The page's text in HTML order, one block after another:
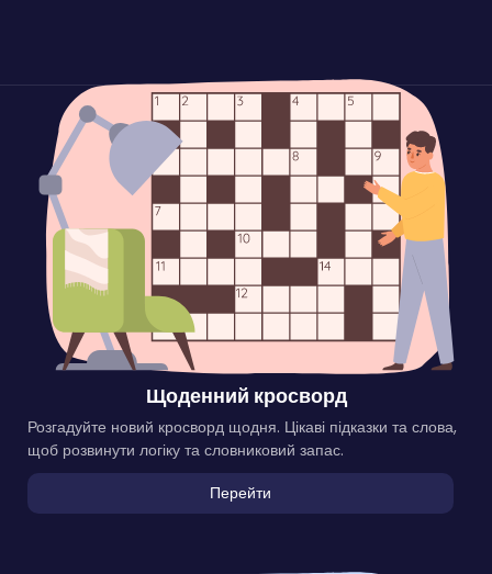
Щоденний кросворд
Розгадуйте новий кросворд щодня. Цікаві підказки та слова,
щоб розвинути логіку та словниковий запас.
Перейти